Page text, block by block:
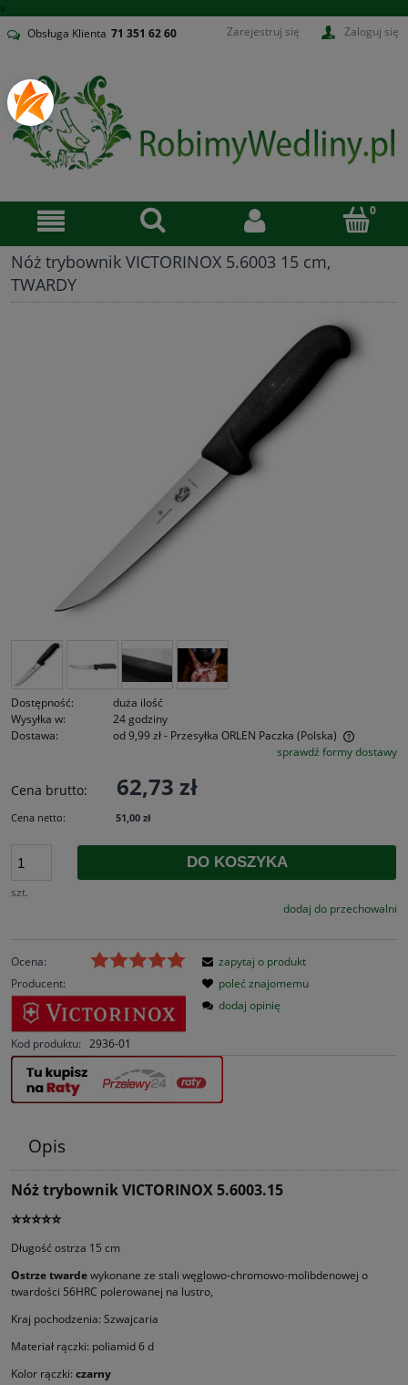
v
Obsługa Klienta 71 351 62 60 Zarejestruj się Zaloguj się
Nóż trybownik VICTORINOX 5.6003 15 cm,
TWARDY
Dostępność:
duża ilość
Wysyłka w:
24 godziny
Dostawa:
od 9,99 zł- Przesyłka ORLEN Paczka (Polska)
Cena nie zawiera ewentualnych kosztów płatnościsprawdź formy dostawy
Cena brutto: 62,73 zł
Cena netto: 51,00 zł
szt.
DO KOSZYKA
dodaj do przechowalni
Ocena:
Producent:
Kod produktu: 2936-01
zapytaj o produkt
poleć znajomemu
dodaj opinię
Opis
Nóż trybownik VICTORINOX 5.6003.15
⭐⭐⭐⭐⭐
Długość ostrza 15 cm
Ostrze twardewykonane ze stali węglowo-chromowo-molibdenowej o
twardości 56HRC polerowanej na lustro,
Kraj pochodzenia: Szwajcaria
Materiał rączki: poliamid 6 d
Kolor rączki: czarny